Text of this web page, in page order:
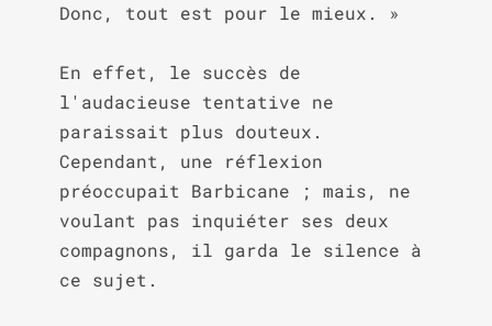
Donc, tout est pour le mieux. »
En effet, le succès de
l'audacieuse tentative ne
paraissait plus douteux.
Cependant, une réflexion
préoccupait Barbicane ; mais, ne
voulant pas inquiéter ses deux
compagnons, il garda le silence à
ce sujet.